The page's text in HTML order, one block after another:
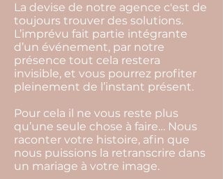
La devise de notre agence c'est de
toujours trouver des solutions.
L’imprévu fait partie intégrante
d’un événement, par notre
présence tout cela restera
invisible, et vous pourrez profiter
pleinement de l’instant présent.
Pour cela il ne vous reste plus
qu’une seule chose à faire… Nous
raconter votre histoire, afin que
nous puissions la retranscrire dans
un mariage à votre image.